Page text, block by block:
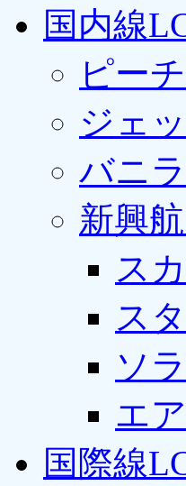
国内線
ピーチ
ジェ
バニ
新興
ス
ス
ソ
エ
国際線